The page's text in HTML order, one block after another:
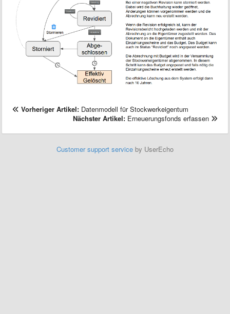
Vorheriger Artikel: Datenmodell für Stockwerkeigentum
Nächster Artikel: Erneuerungsfonds erfassen
Customer support service by UserEcho